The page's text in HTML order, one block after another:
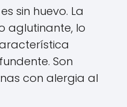
sin huevo. La
aglutinante, lo
Son
con alergia al